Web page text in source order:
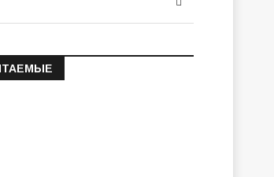
о состоянии